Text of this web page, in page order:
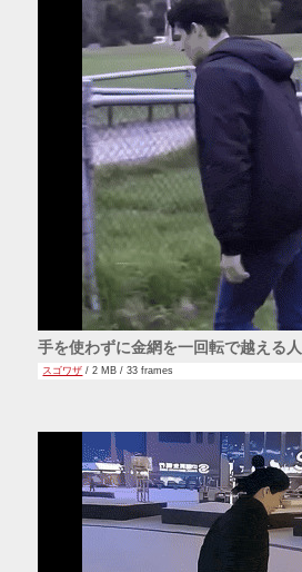
手を使わずに金網を一回転で越える人
スゴワザ / 2 MB / 33 frames